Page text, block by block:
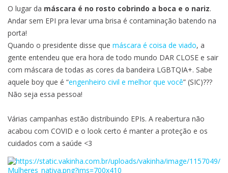
O lugar da máscara é no rosto cobrindo a boca e o nariz.
Andar sem EPI pra levar uma brisa é contaminação batendo na
porta!
Quando o presidente disse que máscara é coisa de viado, a
gente entendeu que era hora de todo mundo DAR CLOSE e sair
com máscara de todas as cores da bandeira LGBTQIA+. Sabe
aquele boy que é “engenheiro civil e melhor que você” (SIC)???
Não seja essa pessoa!
Várias campanhas estão distribuindo EPIs. A reabertura não
acabou com COVID e o look certo é manter a proteção e os
cuidados com a saúde <3